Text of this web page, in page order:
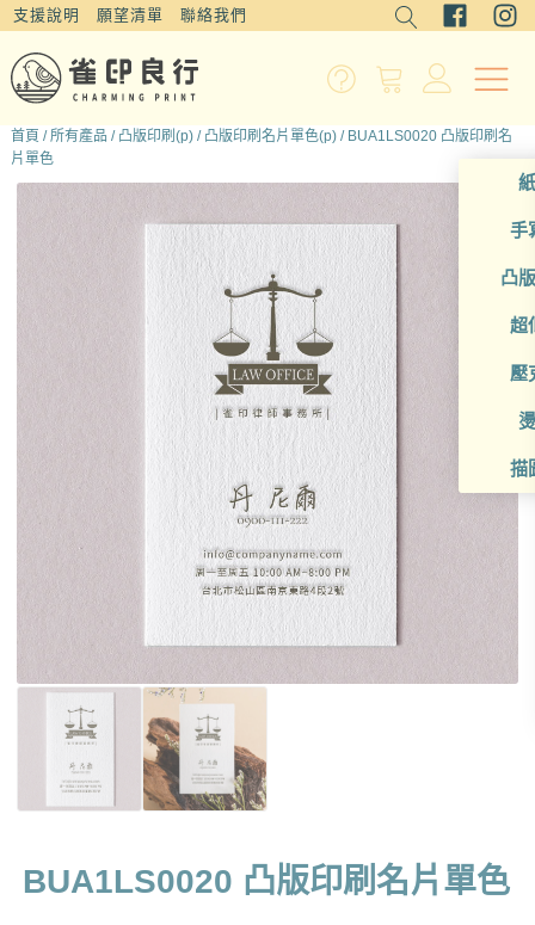
支援說明 願望清單 聯絡我們
手
凸
超
壓
描
首頁 /所有產品 / 凸版印刷(p)/ 凸版印刷名片單色(p)/ BUA1LS0020 凸版印刷名
片單色
BUA1LS0020 凸版印刷名片單色